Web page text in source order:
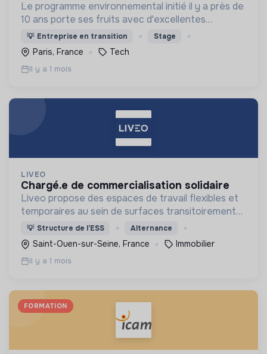
Le programme environnemental initié il y a près de
10 ans porte ses fruits avec d'excellentes
performances, le Groupe se classe parmi les
leaders de l'action contre le changement
climatique
💡 Entreprise en transition Stage
Paris, France Tech
Il y a 1 mois
LIVEO
chargé.e de commercialisation solidaire
Liveo propose des espaces de travail flexibles et
temporaires au sein de surfaces transitoirement
vacantes pour proposer aux associations, artistes
et entrepreneurs une solution immobilière
abordable.
💡 Structure de l’ESS Alternance
Saint-Ouen-sur-Seine, France Immobilier
Il y a 1 mois
FORMATION